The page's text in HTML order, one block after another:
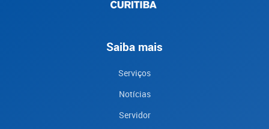
Saiba mais
Serviços
Notícias
Servidor